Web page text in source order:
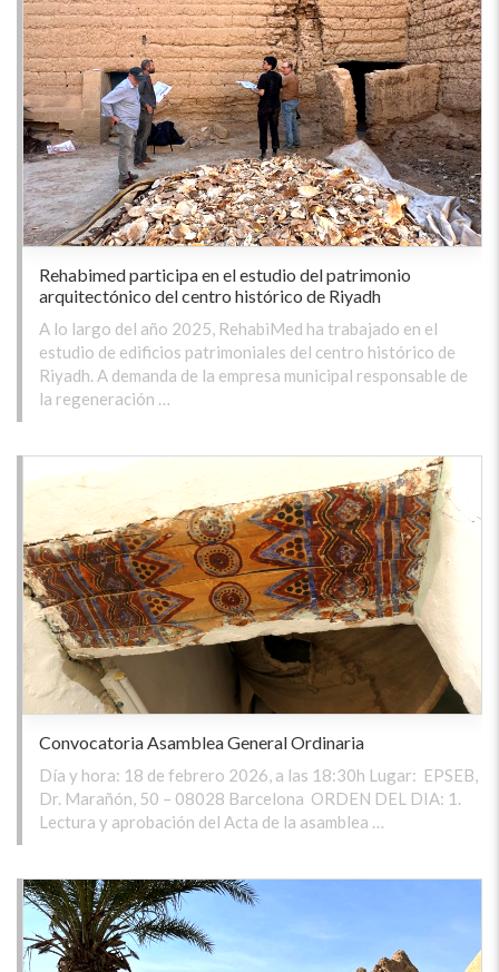
Rehabimed participa en el estudio del patrimonio
arquitectónico del centro histórico de Riyadh
A lo largo del año 2025, RehabiMed ha trabajado en el
estudio de edificios patrimoniales del centro histórico de
Riyadh. A demanda de la empresa municipal responsable de
la regeneración …
Convocatoria Asamblea General Ordinaria
Día y hora: 18 de febrero 2026, a las 18:30h Lugar: EPSEB,
Dr. Marañón, 50 – 08028 Barcelona ORDEN DEL DIA: 1.
Lectura y aprobación del Acta de la asamblea …